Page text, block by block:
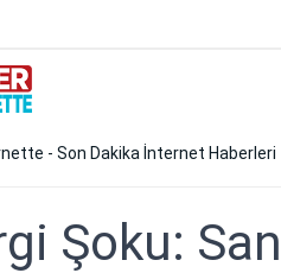
- Son Dakika İnternet Haberleri
Şoku: